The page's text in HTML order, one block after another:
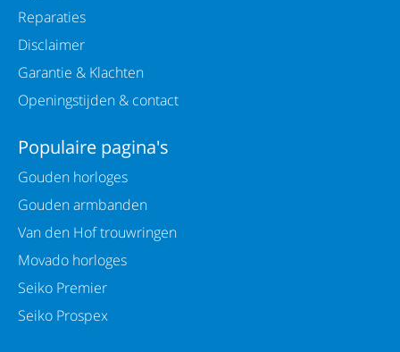
Reparaties
Disclaimer
Garantie & Klachten
Openingstijden & contact
Populaire pagina's
Gouden horloges
Gouden armbanden
Van den Hof trouwringen
Movado horloges
Seiko Premier
Seiko Prospex